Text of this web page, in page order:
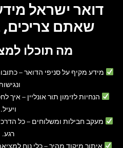
דואר ישראל
שאתם
מה תוכלו
מידע מקיף על סניפי הדואר–
הנחיות לזימון תור אונליין – איך
ויעיל.
מעקב חבילות ומשלוחים – כל
רגע.
איתור מיקוד מהיר– כלי נוח